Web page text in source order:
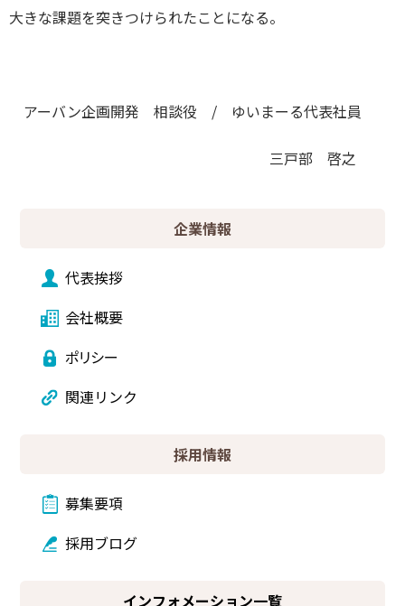
大きな課題を突きつけられたことになる。
アーバン企画開発 相談役 / ゆいまーる代表社員
三戸部 啓之
企業情報
代表挨拶
会社概要
ポリシー
関連リンク
採用情報
募集要項
採用ブログ
インフォメーション一覧